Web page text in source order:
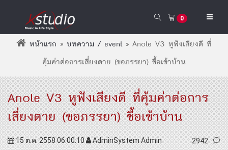
0
หน้าแรก » บทความ / event» Anole V3 หูฟังเสียงดี ที่
คุ้มค่าต่อการเสี่ยงตาย (ขอภรรยา) ซื้อเข้าบ้าน
Anole V3 หูฟังเสียงดี ที่คุ้มค่าต่อการ
เสี่ยงตาย (ขอภรรยา) ซื้อเข้าบ้าน
15 ต.ค. 2558 06:00:10 AdminSystem Admin 2942